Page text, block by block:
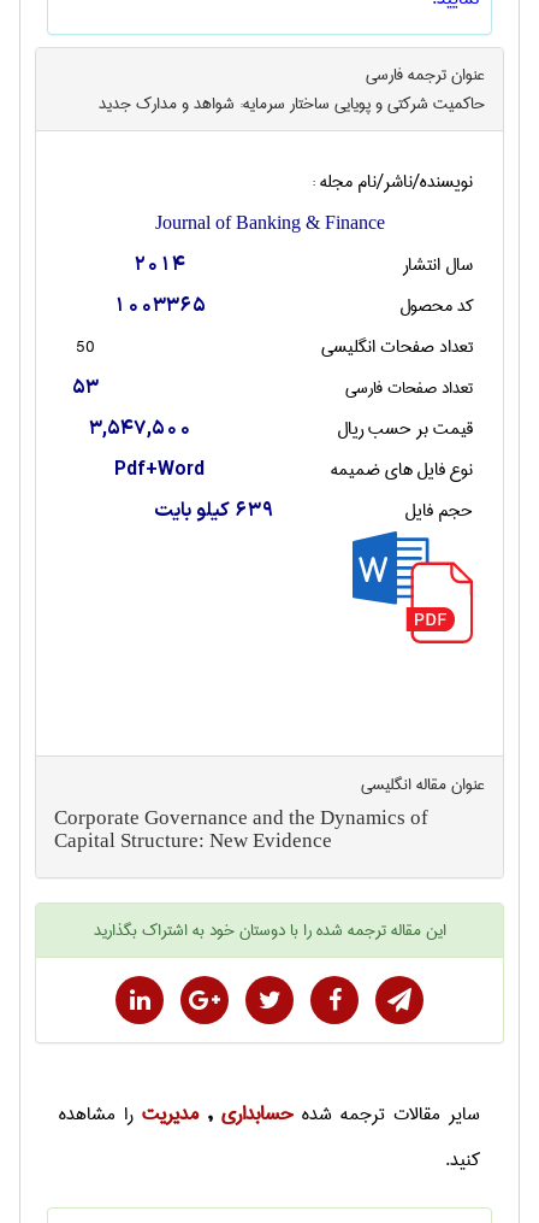
عنوان ترجمه فارسی
حاکمیت شرکتی و پویایی ساختار سرمایه: شواهد و مدارک جدید
نویسنده/ناشر/نام مجله :
Journal of Banking & Finance
سال انتشار 2014
کد محصول 1003365
تعداد صفحات انگليسی
50
تعداد صفحات فارسی
53
قیمت بر حسب ریال 3,547,500
نوع فایل های ضمیمه Pdf+Word
حجم فایل 639 کیلو بایت
عنوان مقاله انگليسی
Corporate Governance and the Dynamics of
Capital Structure: New Evidence
اینمقاله ترجمه شدهرا با دوستان خود به اشتراک بگذارید
سایر مقالات ترجمه شده حسابداری ,مديريت را مشاهده
کنید.